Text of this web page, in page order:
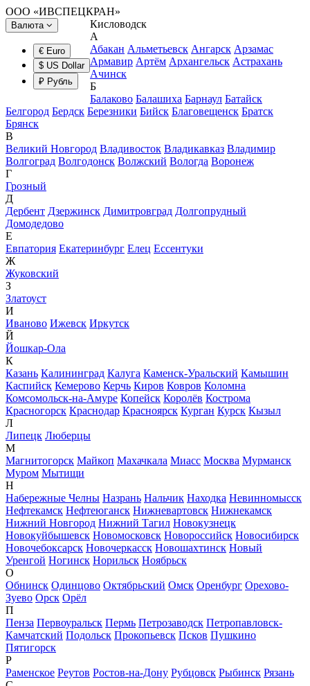
ООО «ИВСПЕЦКРАН»
Валюта
€ Euro
$ US Dollar
₽ Рубль
Кисловодск
А
Абакан Альметьевск Ангарск Арзамас
Армавир Артём Архангельск Астрахань
Ачинск
Б
Балаково Балашиха Барнаул Батайск
Белгород Бердск Березники Бийск Благовещенск Братск
Брянск
В
Великий Новгород Владивосток Владикавказ Владимир
Волгоград Волгодонск Волжский Вологда Воронеж
Г
Грозный
Д
Дербент Дзержинск Димитровград Долгопрудный
Домодедово
Е
Евпатория Екатеринбург Елец Ессентуки
Ж
Жуковский
З
Златоуст
И
Иваново Ижевск Иркутск
Й
Йошкар-Ола
К
Казань Калининград Калуга Каменск-Уральский Камышин
Каспийск Кемерово Керчь Киров Ковров Коломна
Комсомольск-на-Амуре Копейск Королёв Кострома
Красногорск Краснодар Красноярск Курган Курск Кызыл
Л
Липецк Люберцы
М
Магнитогорск Майкоп Махачкала Миасс Москва Мурманск
Муром Мытищи
Н
Набережные Челны Назрань Нальчик Находка Невинномысск
Нефтекамск Нефтеюганск Нижневартовск Нижнекамск
Нижний Новгород Нижний Тагил Новокузнецк
Новокуйбышевск Новомосковск Новороссийск Новосибирск
Новочебоксарск Новочеркасск Новошахтинск Новый
Уренгой Ногинск Норильск Ноябрьск
О
Обнинск Одинцово Октябрьский Омск Оренбург Орехово-
Зуево Орск Орёл
П
Пенза Первоуральск Пермь Петрозаводск Петропавловск-
Камчатский Подольск Прокопьевск Псков Пушкино
Пятигорск
Р
Раменское Реутов Ростов-на-Дону Рубцовск Рыбинск Рязань